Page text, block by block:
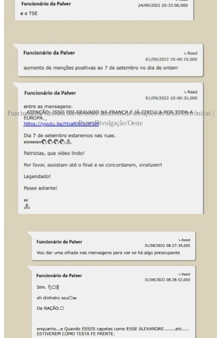
Funcionários fizeram alerta sobre aumento de menções às urnas eletrônicas |
Foto: Divulgação/Oeste
Os mais de 100 mil grupos vigiados
Durante as eleições de 2022, a Palver firmou um
prática, isso significou que conversas da população — em especial
da direita bolsonarista — passaram a ser monitoradas em massa,
etiquetadas e entregues ao tribunal para embasar suas decisões.
monitoramento, sigilo sobre as informações trocadas e elaboração de
relatórios sob demanda — mas sem estabelecer limites claros para o
escopo da coleta nem oferecer qualquer transparência pública sobre
os dados capturados.
Os funcionários da Palver informavam, em tempo real, o
crescimento de conteúdos críticos ao sistema eleitoral, à urna
eletrônica e ao próprio STF. Em 24 de setembro de 2022, por
exemplo, um alerta interno registrou que o termo “voto auditável”
vésperas do primeiro turno.